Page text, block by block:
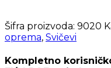
Šifra proizvoda: 9020
oprema, Svičevi
Kompletno